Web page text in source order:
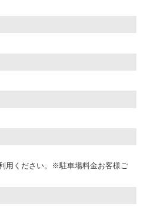
用ください。※駐車場料金お客様ご